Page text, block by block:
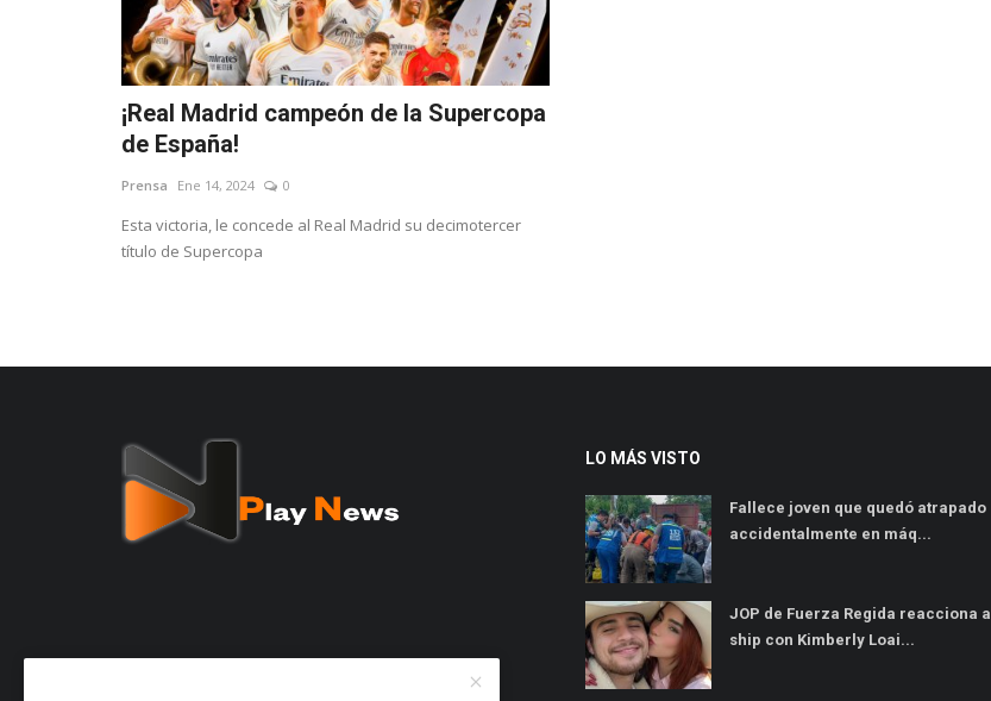
¡Real Madrid campeón de la Supercopa
de España!
Prensa Ene 14, 2024 0
Esta victoria, le concede al Real Madrid su decimotercer
título de Supercopa
LO MÁS VISTO
Fallece joven que quedó atrapado
accidentalmente en máq...
JOP de Fuerza Regida reacciona a
ship con Kimberly Loai...